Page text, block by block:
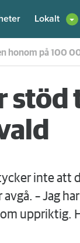
Lokalt
honom på 100
stöd
inte att
– Jag
uppriktig.